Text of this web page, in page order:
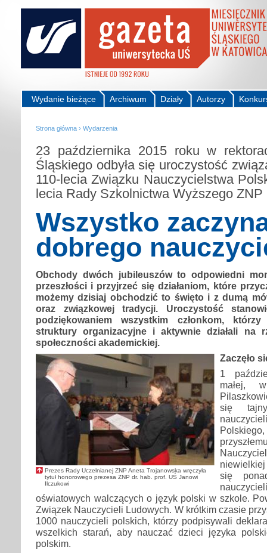
Autorzy
Działy
Archiwum
Wydanie bieżące
Strona główna › Wydarzenia
23 października 2015 roku w
Śląskiego odbyła się uroczystość
110-lecia Związku Nauczycielstwa
lecia Rady Szkolnictwa Wyższego ZNP
Wszystko
dobrego
Obchody dwóch jubileuszów to odpowiedni
przeszłości i przyjrzeć się działaniom, które
możemy dzisiaj obchodzić to święto i z dumą
oraz związkowej tradycji. Uroczystość
podziękowaniem wszystkim członkom,
struktury organizacyjne i aktywnie działali na
społeczności akademickiej.
Prezes Rady Uczelnianej ZNP Aneta Trojanowska wręczyła
tytuł honorowego prezesa ZNP dr. hab. prof. UŚ Janowi
Ilczukowi
Zaczęło
1
małej,
się
się
oświatowych walczących o język polski w szkole.
Związek Nauczycieli Ludowych. W krótkim czasie
1000 nauczycieli polskich, którzy podpisywali
wszelkich starań, aby nauczać dzieci języka
polskim.